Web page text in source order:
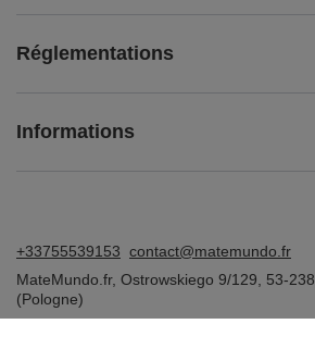
Réglementations
Informations
+33755539153 contact@matemundo.fr
MateMundo.fr, Ostrowskiego 9/129 53-238
(Pologne)